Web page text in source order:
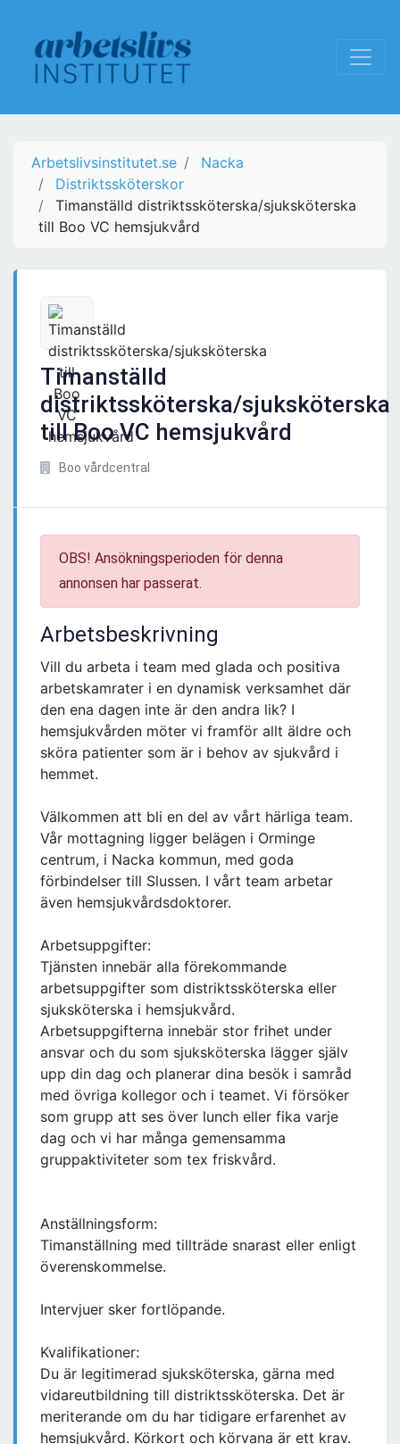
Arbetslivsinstitutet.se
Nacka
Distriktssköterskor
Timanställd distriktssköterska/sjuksköterska
till Boo VC hemsjukvård
Timanställd
distriktssköterska/sjuksköterska
till Boo VC hemsjukvård
Boo vårdcentral
OBS! Ansökningsperioden för denna
annonsen har passerat.
Arbetsbeskrivning
Vill du arbeta i team med glada och positiva
arbetskamrater i en dynamisk verksamhet där
den ena dagen inte är den andra lik? I
hemsjukvården möter vi framför allt äldre och
sköra patienter som är i behov av sjukvård i
hemmet.
Välkommen att bli en del av vårt härliga team.
Vår mottagning ligger belägen i Orminge
centrum, i Nacka kommun, med goda
förbindelser till Slussen. I vårt team arbetar
även hemsjukvårdsdoktorer.
Arbetsuppgifter:
Tjänsten innebär alla förekommande
arbetsuppgifter som distriktssköterska eller
sjuksköterska i hemsjukvård.
Arbetsuppgifterna innebär stor frihet under
ansvar och du som sjuksköterska lägger själv
upp din dag och planerar dina besök i samråd
med övriga kollegor och i teamet. Vi försöker
som grupp att ses över lunch eller fika varje
dag och vi har många gemensamma
gruppaktiviteter som tex friskvård.
Anställningsform:
Timanställning med tillträde snarast eller enligt
överenskommelse.
Intervjuer sker fortlöpande.
Kvalifikationer:
Du är legitimerad sjuksköterska, gärna med
vidareutbildning till distriktssköterska. Det är
meriterande om du har tidigare erfarenhet av
hemsjukvård. Körkort och körvana är ett krav.